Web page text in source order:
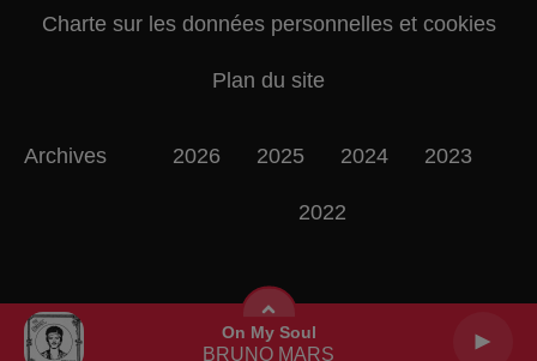
On My Soul
BRUNO MARS
Charte sur les données personnelles et cookies
Plan du site
Archives 2026 2025 2024 2023
2022